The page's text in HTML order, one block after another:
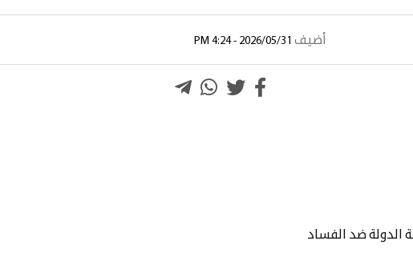
أضيف 2026/05/31 - 4:24 PM
الدولة ضد الفساد